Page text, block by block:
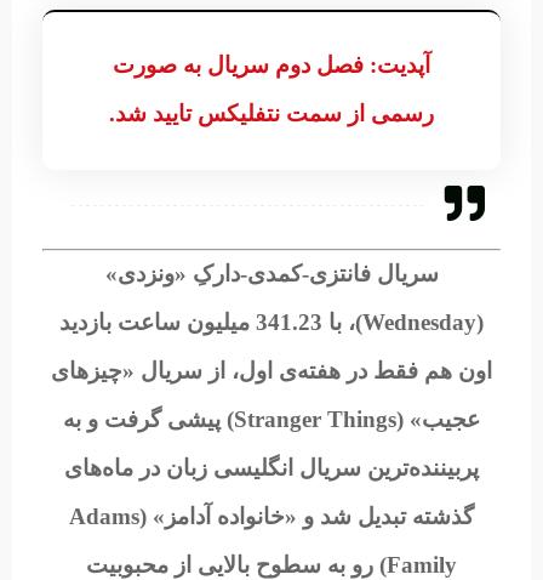
آپدیت: فصل دوم سریال به صورت
رسمی از سمت نتفلیکس تایید شد.
سریال فانتزی-کمدی-دارکِ «ونزدی»
(Wednesday)، با 341.23 میلیون ساعت بازدید
اون هم فقط در هفته‌ی اول، از سریال «چیزهای
عجیب» (Stranger Things) پیشی گرفت و به
پربیننده‌ترین سریال انگلیسی زبان در ماه‌های
گذشته تبدیل شد و «خانواده آدامز» (Adams
Family) رو به سطوح بالایی از محبوبیت